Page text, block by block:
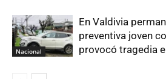
Nacional
En Valdivia
preventiva joven
provocó tragedia